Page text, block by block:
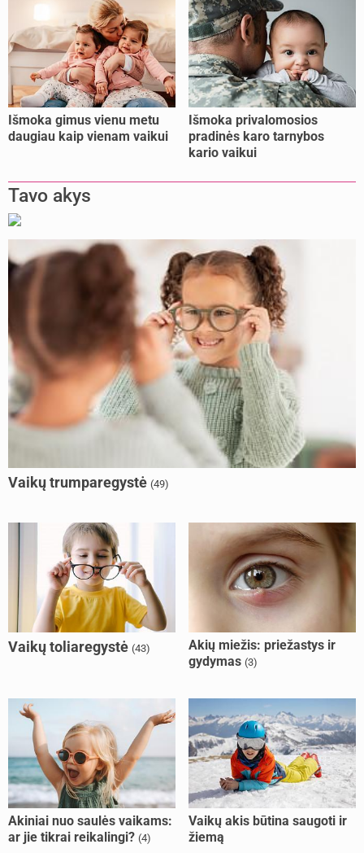
Išmoka gimus vienu metu
daugiau kaip vienam vaikui
Išmoka privalomosios
pradinės karo tarnybos
kario vaikui
Tavo akys
Vaikų trumparegystė (49)
Vaikų toliaregystė (43)
Akių miežis: priežastys ir
gydymas (3)
Akiniai nuo saulės vaikams:
ar jie tikrai reikalingi? (4)
Vaikų akis būtina saugoti ir
žiemą